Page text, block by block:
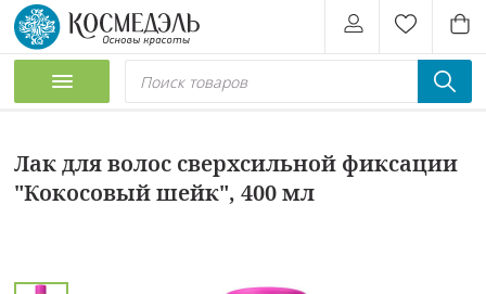
Лак для волос сверхсильной фиксации
"Кокосовый шейк", 400 мл